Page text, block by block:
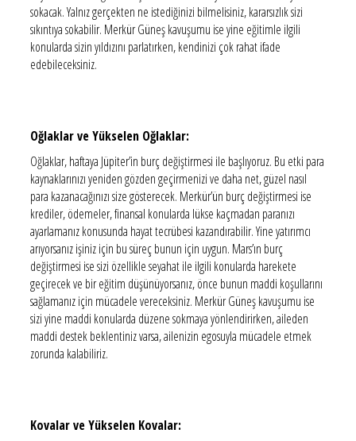
sokacak. Yalnız gerçekten ne istediğinizi bilmelisiniz, kararsızlık sizi
sıkıntıya sokabilir. Merkür Güneş kavuşumu ise yine eğitimle ilgili
konularda sizin yıldızını parlatırken, kendinizi çok rahat ifade
edebileceksiniz.
Oğlaklar ve Yükselen Oğlaklar:
Oğlaklar, haftaya Jüpiter’in burç değiştirmesi ile başlıyoruz. Bu etki para
kaynaklarınızı yeniden gözden geçirmenizi ve daha net, güzel nasıl
para kazanacağınızı size gösterecek. Merkür’ün burç değiştirmesi ise
krediler, ödemeler, finansal konularda lükse kaçmadan paranızı
ayarlamanız konusunda hayat tecrübesi kazandırabilir. Yine yatırımcı
arıyorsanız işiniz için bu süreç bunun için uygun. Mars’ın burç
değiştirmesi ise sizi özellikle seyahat ile ilgili konularda harekete
geçirecek ve bir eğitim düşünüyorsanız, önce bunun maddi koşullarını
sağlamanız için mücadele vereceksiniz. Merkür Güneş kavuşumu ise
sizi yine maddi konularda düzene sokmaya yönlendirirken, aileden
maddi destek beklentiniz varsa, ailenizin egosuyla mücadele etmek
zorunda kalabiliriz.
Kovalar ve Yükselen Kovalar: